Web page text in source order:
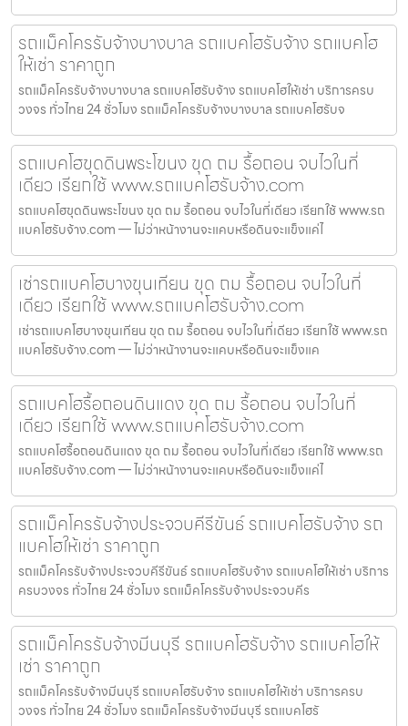
รถแม็คโครรับจ้างบางบาล รถแบคโฮรับจ้าง รถแบคโฮ
ให้เช่า ราคาถูก
รถแม็คโครรับจ้างบางบาล รถแบคโฮรับจ้าง รถแบคโฮให้เช่า บริการครบ
วงจร ทั่วไทย 24 ชั่วโมง รถแม็คโครรับจ้างบางบาล รถแบคโฮรับจ
รถแบคโฮขุดดินพระโขนง ขุด ถม รื้อถอน จบไวในที่
เดียว เรียกใช้ www.รถแบคโฮรับจ้าง.com
รถแบคโฮขุดดินพระโขนง ขุด ถม รื้อถอน จบไวในที่เดียว เรียกใช้ www.รถ
แบคโฮรับจ้าง.com — ไม่ว่าหน้างานจะแคบหรือดินจะแข็งแค่ไ
เช่ารถแบคโฮบางขุนเทียน ขุด ถม รื้อถอน จบไวในที่
เดียว เรียกใช้ www.รถแบคโฮรับจ้าง.com
เช่ารถแบคโฮบางขุนเทียน ขุด ถม รื้อถอน จบไวในที่เดียว เรียกใช้ www.รถ
แบคโฮรับจ้าง.com — ไม่ว่าหน้างานจะแคบหรือดินจะแข็งแค
รถแบคโฮรื้อถอนดินแดง ขุด ถม รื้อถอน จบไวในที่
เดียว เรียกใช้ www.รถแบคโฮรับจ้าง.com
รถแบคโฮรื้อถอนดินแดง ขุด ถม รื้อถอน จบไวในที่เดียว เรียกใช้ www.รถ
แบคโฮรับจ้าง.com — ไม่ว่าหน้างานจะแคบหรือดินจะแข็งแค่ไ
รถแม็คโครรับจ้างประจวบคีรีขันธ์ รถแบคโฮรับจ้าง รถ
แบคโฮให้เช่า ราคาถูก
รถแม็คโครรับจ้างประจวบคีรีขันธ์ รถแบคโฮรับจ้าง รถแบคโฮให้เช่า บริการ
ครบวงจร ทั่วไทย 24 ชั่วโมง รถแม็คโครรับจ้างประจวบคีร
รถแม็คโครรับจ้างมีนบุรี รถแบคโฮรับจ้าง รถแบคโฮให้
เช่า ราคาถูก
รถแม็คโครรับจ้างมีนบุรี รถแบคโฮรับจ้าง รถแบคโฮให้เช่า บริการครบ
วงจร ทั่วไทย 24 ชั่วโมง รถแม็คโครรับจ้างมีนบุรี รถแบคโฮรั